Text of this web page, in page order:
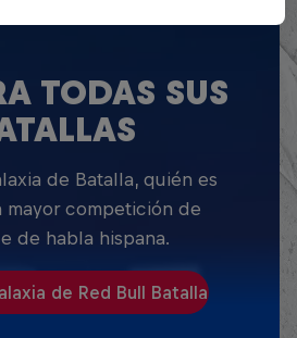
TODAS SUS
de Batalla, quién es
mayor competición de
de habla hispana.
de Red Bull Batalla